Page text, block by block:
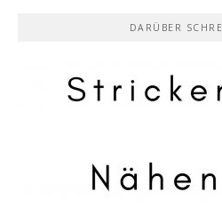
DARÜBER